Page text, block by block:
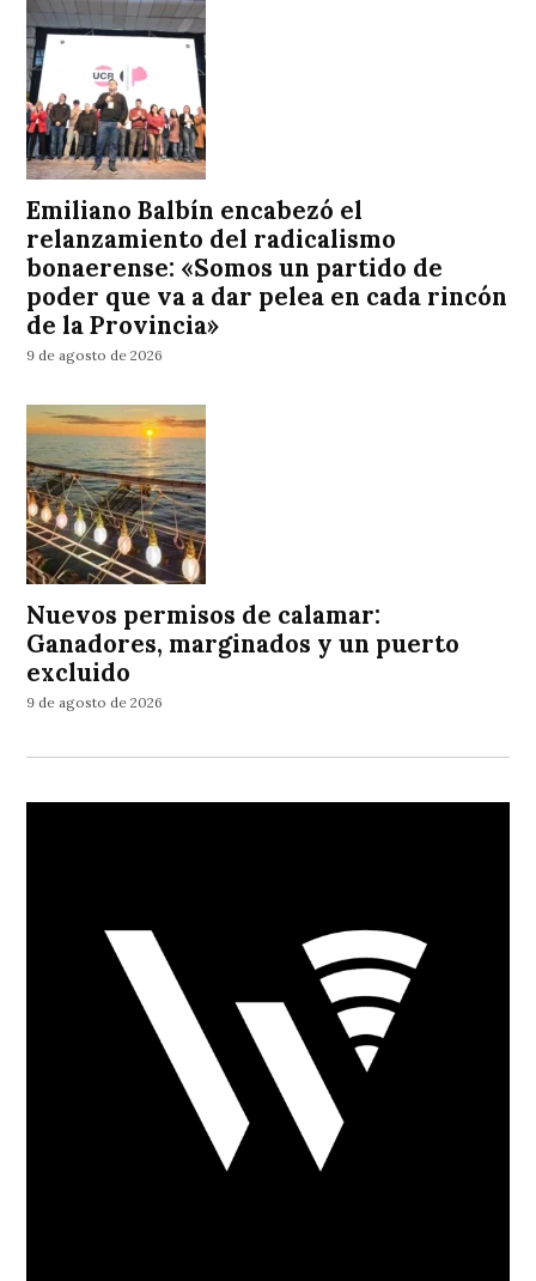
Emiliano Balbín encabezó el
relanzamiento del radicalismo
bonaerense: «Somos un partido de
poder que va a dar pelea en cada rincón
de la Provincia»
9 de agosto de 2026
Nuevos permisos de calamar:
Ganadores, marginados y un puerto
excluido
9 de agosto de 2026